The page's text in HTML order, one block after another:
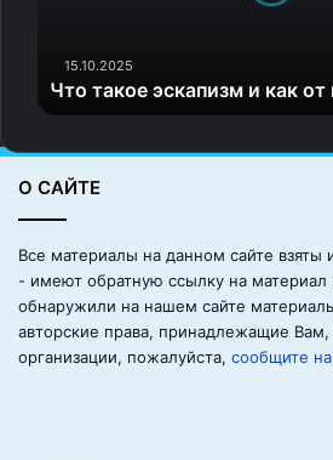
к
и
з
и
к
а
к
о
15.10.2025
Что такое эскапизм и как от
О САЙТЕ
Все материалы на данном сайте взяты
- имеют обратную ссылку на материал
обнаружили на нашем сайте
авторские права, принадлежащие
организации, пожалуйста, сообщите